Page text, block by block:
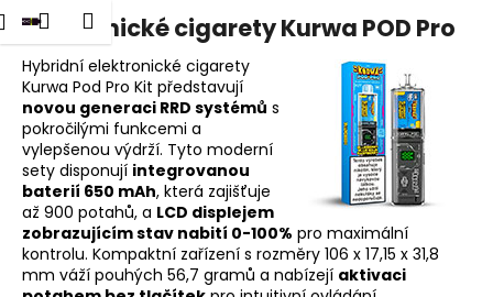
Přejít
na
obsah
Přihlášení
Nákupní
košík
Menu
Elektronické cigarety Kurwa POD Pro
Hybridní elektronické cigarety
Kurwa Pod Pro Kit představují
novou generaci RRD systémů s
pokročilými funkcemi a
vylepšenou výdrží. Tyto moderní
sety disponují integrovanou
baterií 650 mAh, která zajišťuje
až 900 potahů, a LCD displejem
zobrazujícím stav nabití 0-100% pro maximální
kontrolu. Kompaktní zařízení s rozměry 106 x 17,15 x 31,8
mm váží pouhých 56,7 gramů a nabízejí aktivaci
K
o Zpět
Zpět
C
o
p
o
t
ř